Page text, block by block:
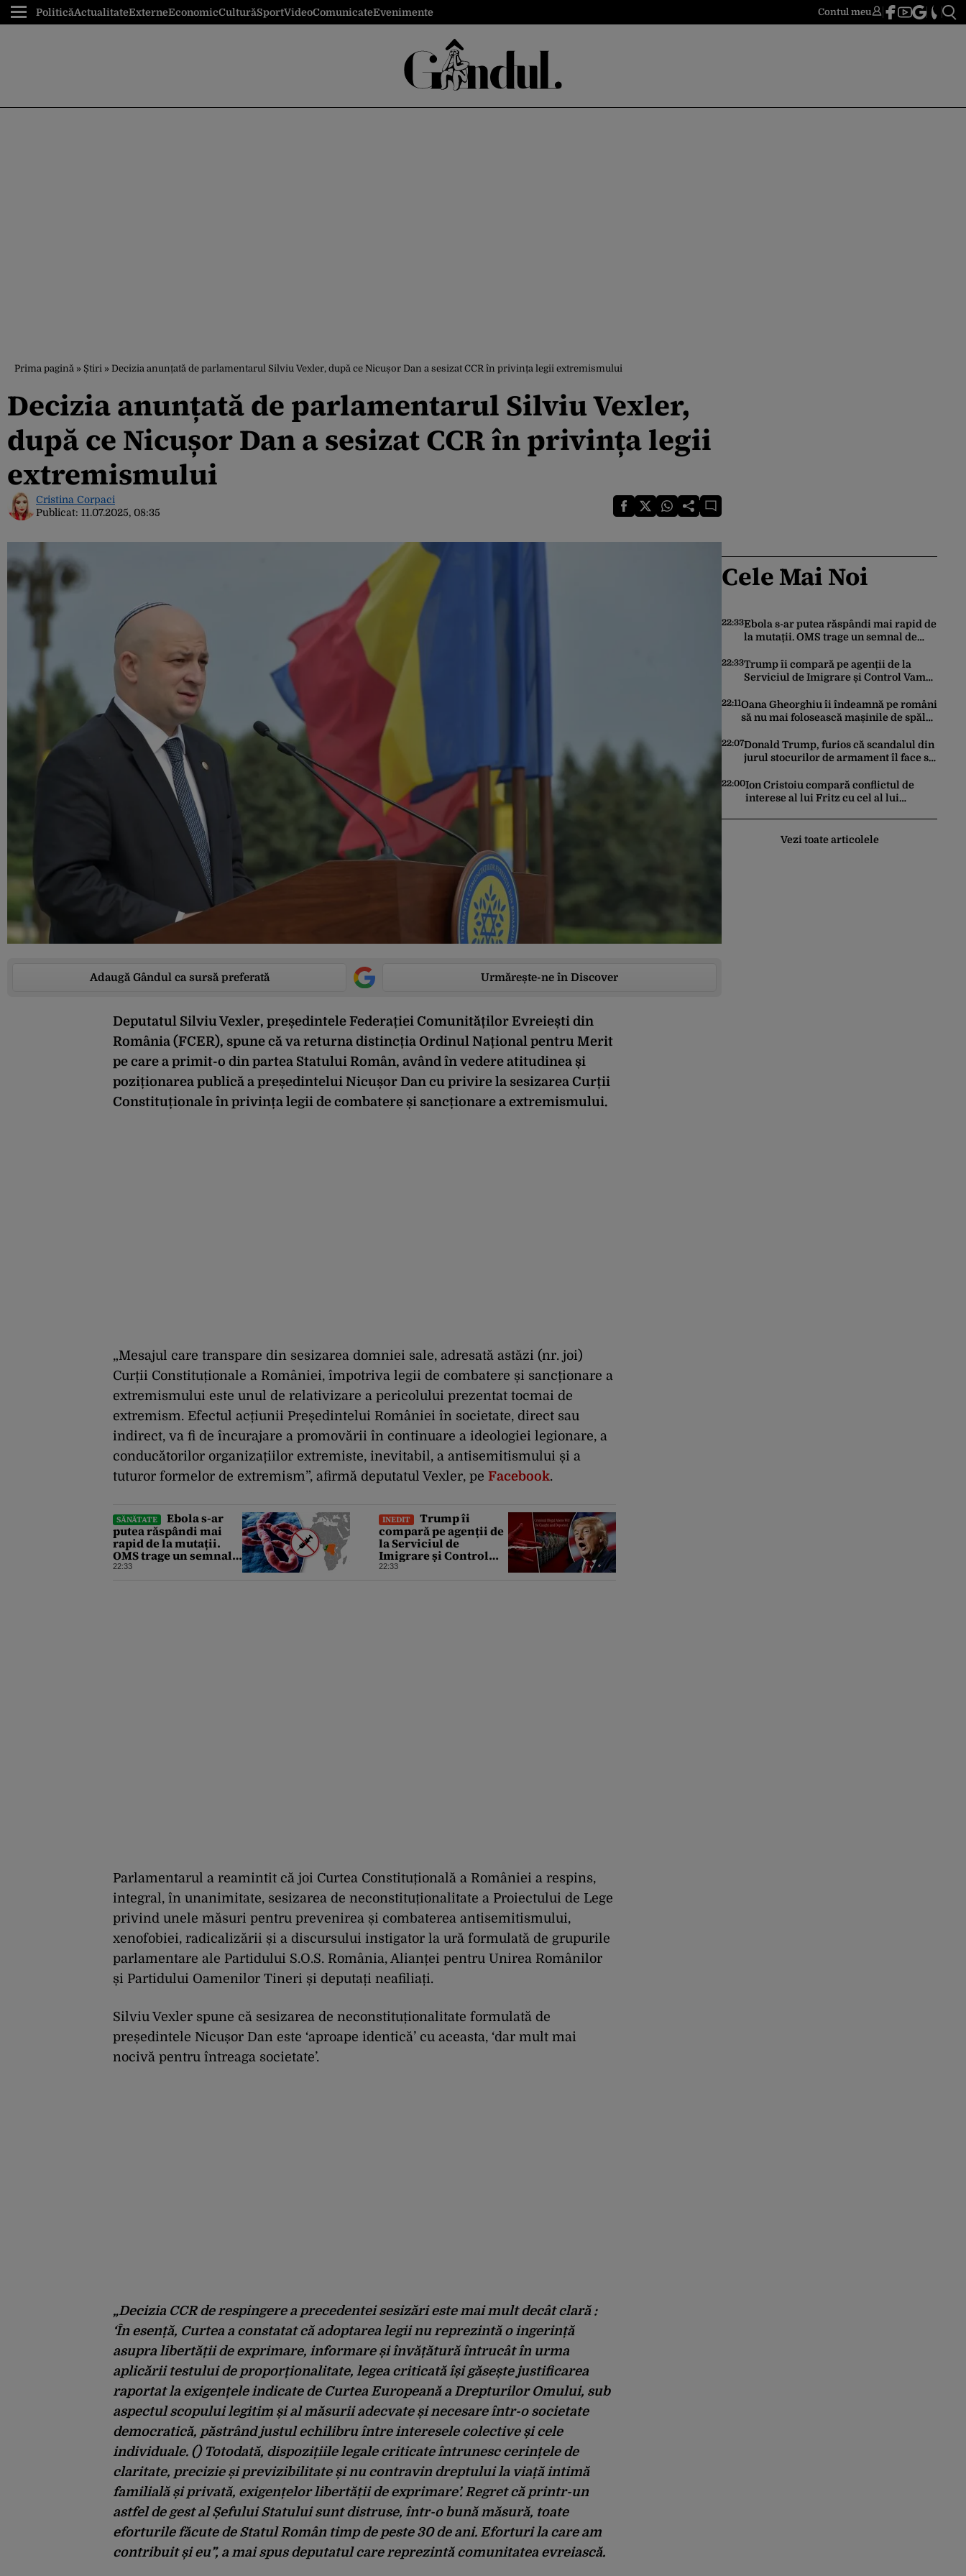
PoliticăActualitateExterneEconomicCulturăSportVideoComunicateEvenimente Contul meu
Prima pagină » Știri » Decizia anunțată de parlamentarul Silviu Vexler, după ce Nicușor Dan a sesizat CCR în privința legii extremismului
Decizia anunțată de parlamentarul Silviu Vexler,
după ce Nicușor Dan a sesizat CCR în privința legii
extremismului
Cristina Corpaci
Publicat: 11.07.2025, 08:35
Adaugă Gândul ca sursă preferată Urmărește-ne în Discover
Deputatul Silviu Vexler, președintele Federației Comunităților Evreiești din
România (FCER), spune că va returna distincția Ordinul Național pentru Merit
pe care a primit-o din partea Statului Român, având în vedere atitudinea și
poziționarea publică a președintelui Nicușor Dan cu privire la sesizarea Curții
Constituționale în privința legii de combatere și sancționare a extremismului.
„Mesajul care transpare din sesizarea domniei sale, adresată astăzi (nr. joi)
Curții Constituționale a României, împotriva legii de combatere și sancționare a
extremismului este unul de relativizare a pericolului prezentat tocmai de
extremism. Efectul acțiunii Președintelui României în societate, direct sau
indirect, va fi de încurajare a promovării în continuare a ideologiei legionare, a
conducătorilor organizațiilor extremiste, inevitabil, a antisemitismului și a
tuturor formelor de extremism”, afirmă deputatul Vexler, pe Facebook.
SĂNĂTATE
Ebola s-ar
putea răspândi mai
rapid de la mutații.
OMS trage un semnal
de alarmă asupra
22:33
INEDIT
Trump îi
compară pe agenții de
la Serviciul de
Imigrare și Control
Vamal cu Spider-Man
22:33
Parlamentarul a reamintit că joi Curtea Constituțională a României a respins,
integral, în unanimitate, sesizarea de neconstituționalitate a Proiectului de Lege
privind unele măsuri pentru prevenirea și combaterea antisemitismului,
xenofobiei, radicalizării și a discursului instigator la ură formulată de grupurile
parlamentare ale Partidului S.O.S. România, Alianței pentru Unirea Românilor
și Partidului Oamenilor Tineri și deputați neafiliați.
Silviu Vexler spune că sesizarea de neconstituționalitate formulată de
președintele Nicușor Dan este ‘aproape identică’ cu aceasta, ‘dar mult mai
nocivă pentru întreaga societate’.
„Decizia CCR de respingere a precedentei sesizări este mai mult decât clară :
‘În esență, Curtea a constatat că adoptarea legii nu reprezintă o ingerință
asupra libertății de exprimare, informare și învățătură întrucât în urma
aplicării testului de proporționalitate, legea criticată își găsește justificarea
raportat la exigențele indicate de Curtea Europeană a Drepturilor Omului, sub
aspectul scopului legitim și al măsurii adecvate și necesare într-o societate
democratică, păstrând justul echilibru între interesele colective și cele
individuale. () Totodată, dispozițiile legale criticate întrunesc cerințele de
claritate, precizie și previzibilitate și nu contravin dreptului la viață intimă
familială și privată, exigențelor libertății de exprimare’. Regret că printr-un
astfel de gest al Șefului Statului sunt distruse, într-o bună măsură, toate
eforturile făcute de Statul Român timp de peste 30 de ani. Eforturi la care am
contribuit și eu”, a mai spus deputatul care reprezintă comunitatea evreiască.
Cele Mai Noi
22:33Ebola s-ar putea răspândi mai rapid de
la mutații. OMS trage un semnal de
pentru care nu există vaccin
22:33Trump îi compară pe agenții de la
Serviciul de Imigrare și Control Vamal
migranților ilegali și a infractorilor
22:11Oana Gheorghiu îi îndeamnă pe români
să nu mai folosească mașinile de spălat
consumului de energie
22:07Donald Trump, furios că scandalul din
jurul stocurilor de armament îl face să
cu Iranul
22:00Ion Cristoiu compară conflictul de
interese al lui Fritz cu cel al lui
incompatibil”
Vezi toate articolele